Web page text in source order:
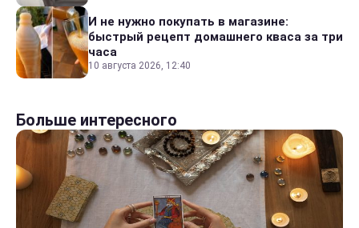
И не нужно покупать в магазине:
быстрый рецепт домашнего кваса за три
часа
10 августа 2026, 12:40
Больше интересного